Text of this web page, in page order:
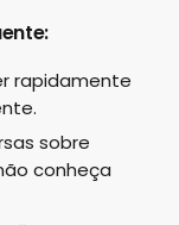
rapidamente
sobre
conheça